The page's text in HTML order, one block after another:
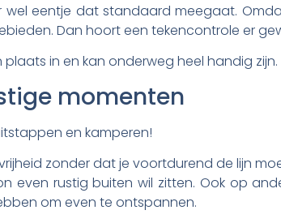
eentje dat standaard meegaat.
Dan hoort een tekencontrole er
in en kan onderweg heel handig zijn.
momenten
en kamperen!
zonder dat je voortdurend de lijn
rustig buiten wil zitten. Ook op
om even te ontspannen.